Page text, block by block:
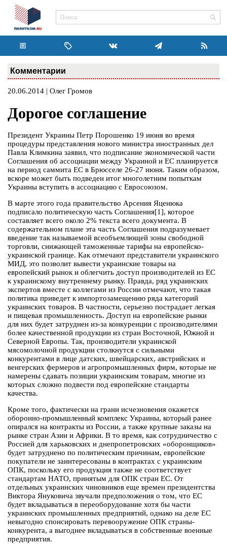
Комментарии
20.06.2014 | Олег Громов
Дорогое соглашение
Президент Украины Петр Порошенко 19 июня во время
процедуры представления нового министра иностранных дел
Павла Климкина заявил, что подписание экономической части
Соглашения об ассоциации между Украиной и ЕС планируется
на период саммита ЕС в Брюсселе 26-27 июня. Таким образом,
вскоре может быть подведен итог многолетним попыткам
Украины вступить в ассоциацию с Евросоюзом.
В марте этого года правительство Арсения Яценюка
подписало политическую часть Соглашения[1], которое
составляет всего около 2% текста всего документа. В
содержательном плане эта часть Соглашения подразумевает
введение так называемой всеобъемлющей зоны свободной
торговли, снижающей таможенные тарифы на европейско-
украинской границе. Как отмечают представители украинского
МИД, это позволит вывести украинские товары на
европейский рынок и облегчить доступ производителей из ЕС
к украинскому внутреннему рынку. Правда, ряд украинских
экспертов вместе с коллегами из России отмечают, что такая
политика приведет к импортозамещению ряда категорий
украинских товаров. В частности, серьезно пострадает легкая
и пищевая промышленность. Доступ на европейские рынки
для них будет затруднен из-за конкуренции с производителями
более качественной продукции из стран Восточной, Южной и
Северной Европы. Так, производители украинской
мясомолочной продукции столкнутся с сильными
конкурентами в лице датских, швейцарских, австрийских и
венгерских фермеров и агропромышленных фирм, которые не
намерены сдавать позиции украинским товарам, многие из
которых сложно подвести под европейские стандарты
качества.
Кроме того, фактически на грани исчезновения окажется
оборонно-промышленный комплекс Украины, который ранее
опирался на контракты из России, а также крупные заказы на
рынке стран Азии и Африки. В то время, как сотрудничество с
Россией для харьковских и днепропетровских «оборонщиков»
будет затруднено по политическим причинам, европейские
покупатели не заинтересованы в контрактах с украинским
ОПК, поскольку его продукция также не соответствует
стандартам НАТО, принятым для ОПК стран ЕС. От
отдельных украинских чиновников еще времен президентства
Виктора Януковича звучали предположения о том, что ЕС
будет вкладываться в переоборудование хотя бы части
украинских промышленных предприятий, однако на деле ЕС
невыгодно спонсировать перевооружение ОПК страны-
конкурента, а выгоднее вкладываться в собственные военные
предприятия.